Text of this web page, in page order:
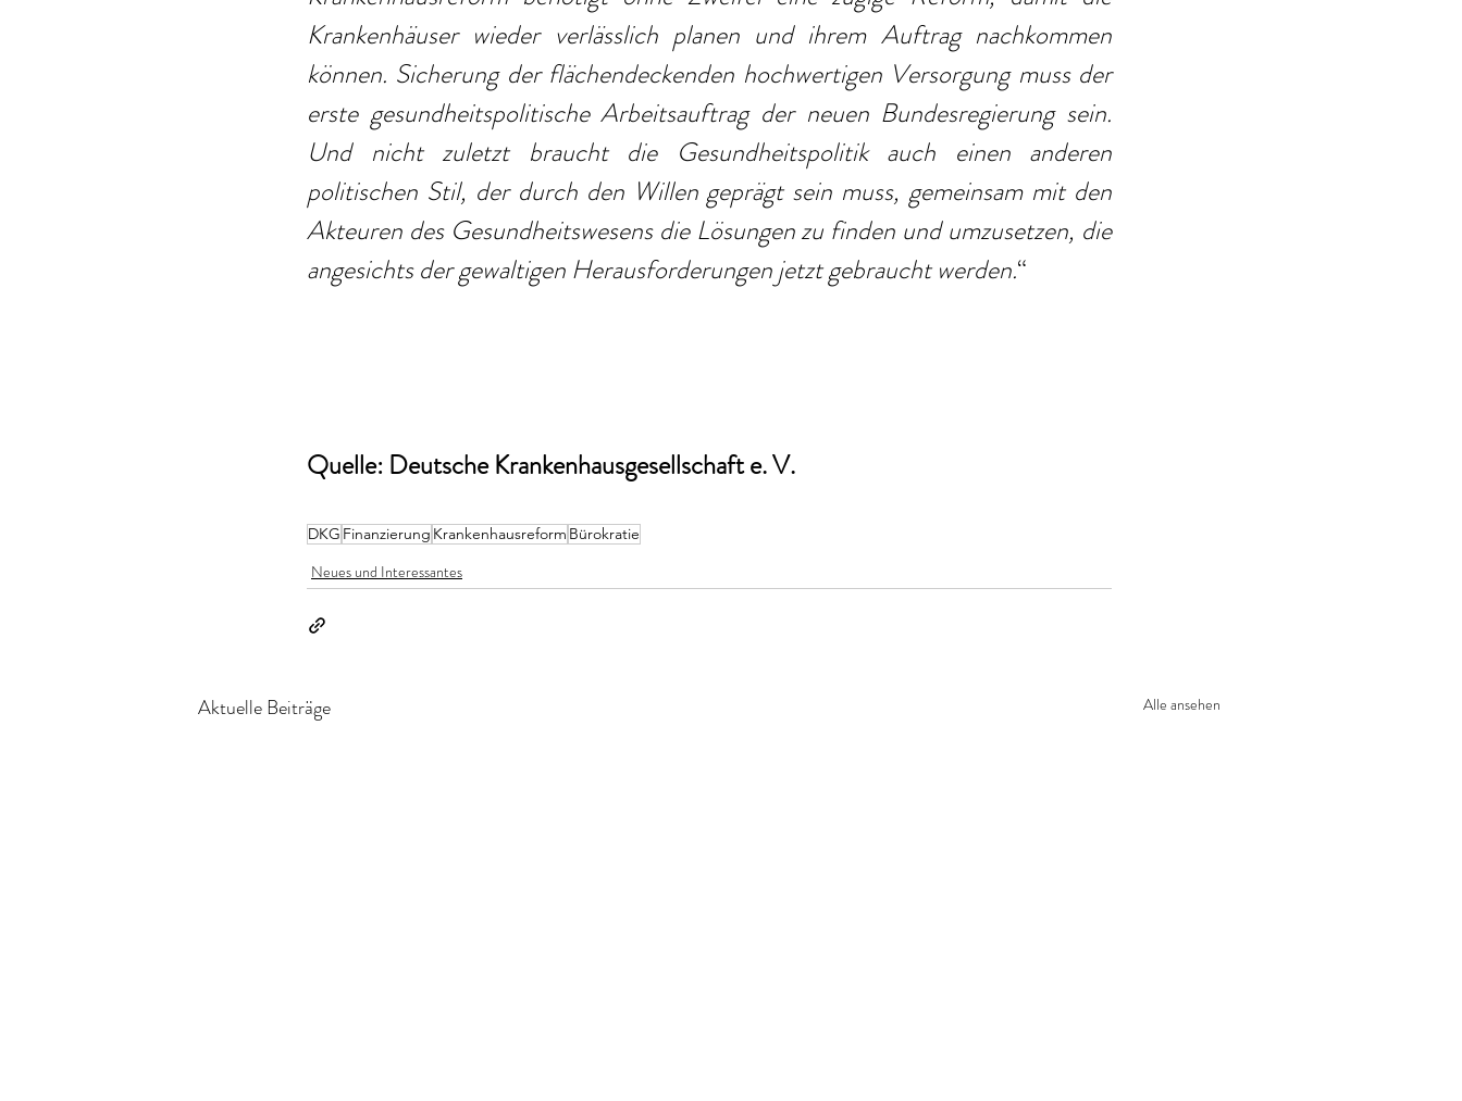
Krankenhäuser wieder verlässlich planen und ihrem Auftrag nachkommen
können. Sicherung der flächendeckenden hochwertigen Versorgung muss der
erste gesundheitspolitische Arbeitsauftrag der neuen Bundesregierung sein.
Und nicht zuletzt braucht die Gesundheitspolitik auch einen anderen
politischen Stil, der durch den Willen geprägt sein muss, gemeinsam mit den
Akteuren des Gesundheitswesens die Lösungen zu finden und umzusetzen, die
angesichts der gewaltigen Herausforderungen jetzt gebraucht werden.“
Quelle: Deutsche Krankenhausgesellschaft e. V.
DKG Finanzierung Krankenhausreform Bürokratie
Neues und Interessantes
Aktuelle Beiträge Alle ansehen